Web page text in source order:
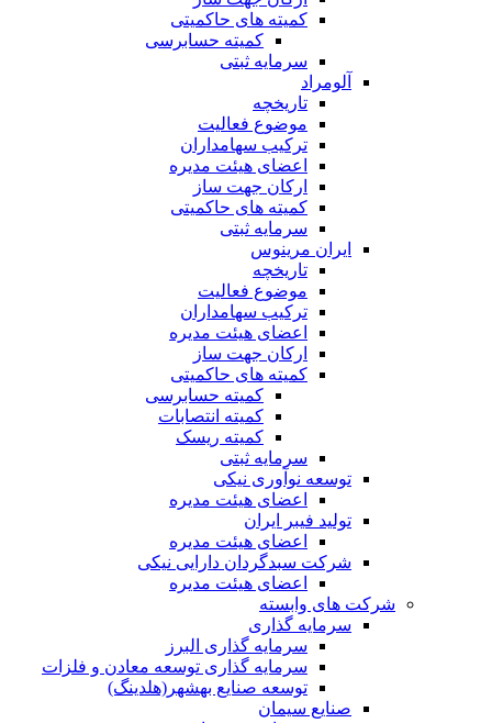
کمیته های حاکمیتی
کمیته حسابرسی
سرمایه ثبتی
آلومراد
تاریخچه
موضوع فعالیت
ترکیب سهامداران
اعضای هیئت مدیره
ارکان جهت ساز
کمیته های حاکمیتی
سرمایه ثبتی
ایران مرینوس
تاریخچه
موضوع فعالیت
ترکیب سهامداران
اعضای هیئت مدیره
ارکان جهت ساز
کمیته های حاکمیتی
کمیته حسابرسی
کمیته انتصابات
کمیته ریسک
سرمایه ثبتی
توسعه نوآوری نیکی
اعضای هیئت مدیره
تولید فیبر ایران
اعضای هیئت مدیره
شرکت سبدگردان دارایی نیکی
اعضای هیئت مدیره
شرکت های وابسته
سرمایه گذاری
سرمایه گذاری البرز
سرمایه گذاری توسعه معادن و فلزات
توسعه‌ صنایع‌ بهشهر(هلدینگ)
صنایع سیمان